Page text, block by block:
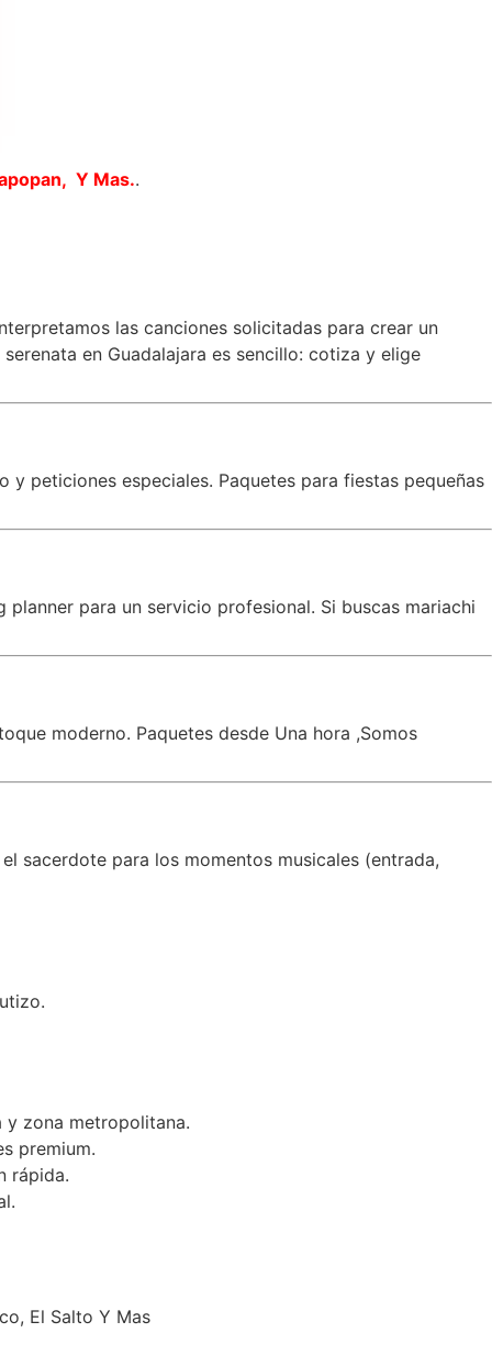
Y Mas..
las canciones solicitadas para crear un
en Guadalajara es sencillo: cotiza y elige
peticiones especiales. Paquetes para fiestas pequeñas
para un servicio profesional. Si buscas mariachi
moderno. Paquetes desde Una hora ,Somos
sacerdote para los momentos musicales (entrada,
y zona metropolitana.
premium.
rápida.
El Salto Y Mas